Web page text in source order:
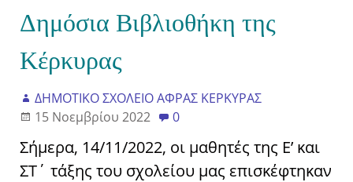
Δημόσια Βιβλιοθήκη της
Κέρκυρας
ΔΗΜΟΤΙΚΟ ΣΧΟΛΕΙΟ ΑΦΡΑΣ ΚΕΡΚΥΡΑΣ
15 Νοεμβρίου 2022
0
Σήμερα, 14/11/2022, οι μαθητές της Ε’ και
ΣΤ΄ τάξης του σχολείου μας επισκέφτηκαν